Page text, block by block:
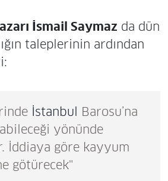
İsmail Saymaz da dün
taleplerinin ardından
İstanbul Barosu’na
yönünde
İddiaya göre kayyum
götürecek"